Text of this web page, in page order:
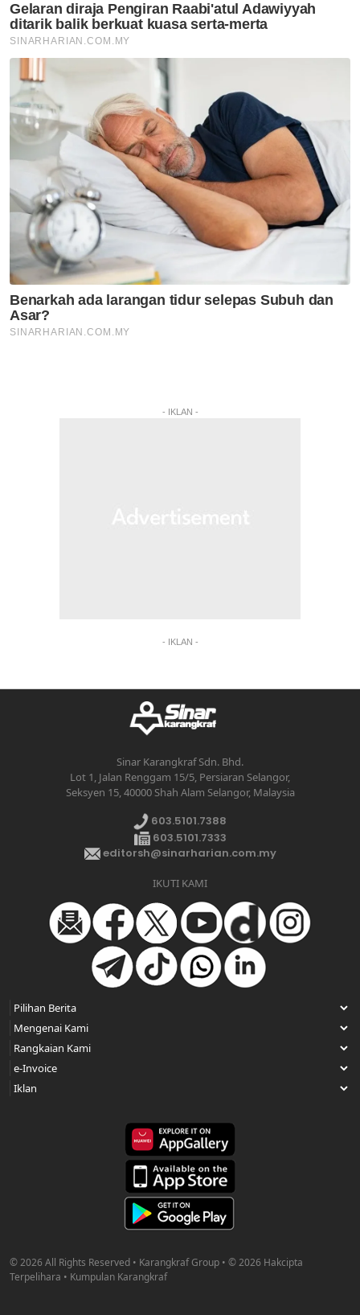
- IKLAN -
- IKLAN -
Sinar Karangkraf Sdn. Bhd.
Lot 1, Jalan Renggam 15/5, Persiaran Selangor,
Seksyen 15, 40000 Shah Alam Selangor, Malaysia
603.5101.7388
603.5101.7333
editorsh@sinarharian.com.my
IKUTI KAMI
© 2026 All Rights Reserved • Karangkraf Group • © 2026 Hakcipta
Terpelihara • Kumpulan Karangkraf